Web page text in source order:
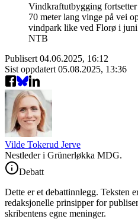
Vindkraftutbygging fortsetter
70 meter lang vinge på vei
vindpark like ved Florø i
NTB
Publisert 04.06.2025, 16:12
Sist oppdatert 05.08.2025, 13:36
Vilde Tokerud Jerve
Nestleder i Grünerløkka MDG.
Debatt
Dette er et debattinnlegg. Teksten
redaksjonelle prinsipper for
skribentens egne meninger.